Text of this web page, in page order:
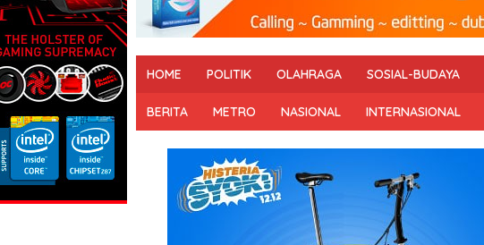
HOME POLITIK OLAHRAGA SOSIAL-BUDAYA
BERITA METRO NASIONAL INTERNASIONAL